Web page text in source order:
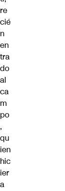
re
cié
n
en
tra
do
al
ca
m
po
,
qu
ien
hic
ier
a